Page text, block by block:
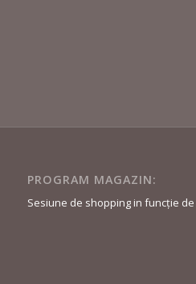
PROGRAM MAGAZIN:
Sesiune de shopping in funcție